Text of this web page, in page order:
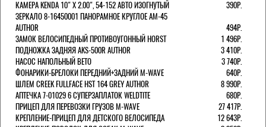
КАМЕРА KENDA 10" Х 2.00", 54-152 АВТО ИЗОГНУТЫЙ
390Р.
ЗЕРКАЛО 8-16450001 ПАНОРАМНОЕ КРУГЛОЕ AM-45
AUTHOR
494Р.
ЗАМОК ВЕЛОСИПЕДНЫЙ ПРОТИВОУГОННЫЙ HORST
1 496Р.
ПОДНОЖКА ЗАДНЯЯ AKS-500R AUTHOR
3 410Р.
НАСОС НАПОЛЬНЫЙ BETO
3 740Р.
ФОНАРИКИ-БРЕЛОКИ ПЕРЕДНИЙ+ЗАДНИЙ M-WAVE
640Р.
ШЛЕМ CREEK FULLFACE HST 164 GREY AUTHOR
8 990Р.
АПТЕЧКА 7-01029 6 СУПЕРЗАПЛАТОК WELDTITE
680Р.
ПРИЦЕП ДЛЯ ПЕРЕВОЗКИ ГРУЗОВ M-WAVE
27 417Р.
КРЕПЛЕНИЕ-ПРИЦЕП ДЛЯ ДЕТСКОГО ВЕЛОСИПЕДА
12 643Р.